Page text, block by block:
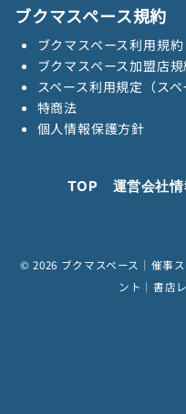
ブクマスペース規約
ブクマスペース利用規約
ブクマスペース加盟店規
スペース利用規定（ス
特商法
個人情報保護方針
TOP 運営会社情
© 2026 ブクマスペース｜催事
ント｜書店